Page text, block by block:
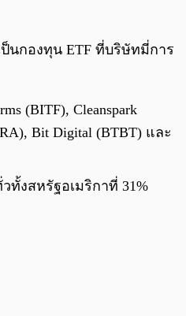
ป็นกองทุน ETF ที่บริษัทมี่การ
(BITF), Cleanspark
Bit Digital (BTBT) และ
ทั้งสหรัฐอเมริกาที่ 31%